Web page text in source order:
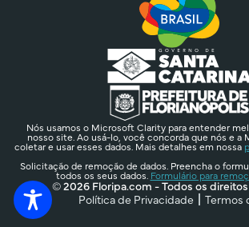
Nós usamos o Microsoft Clarity para entender
nosso site. Ao usá-lo, você concorda que nós e a
coletar e usar esses dados. Mais detalhes em nossa
Solicitação de remoção de dados. Preencha o
todos os seus dados. Formulário para
© 2026 Floripa.com - Todos os
Política de Privacidade
Termos